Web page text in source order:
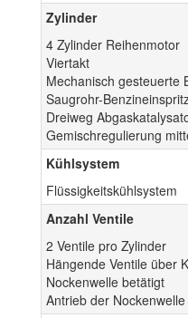
Zylinder
4 Zylinder Reihenmotor
Viertakt
Mechanisch gesteuerte
Saugrohr-
Dreiweg
Gemischregulierung
Kühlsystem
Flüssigkeitskühlsystem
Anzahl Ventile
2 Ventile pro Zylinder
Hängende Ventile über
Nockenwelle betätigt
Antrieb der